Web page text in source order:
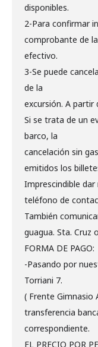
disponibles.
2-Para confirmar
comprobante de
efectivo.
3-Se puede
de la
excursión. A partir
Si se trata de un
barco, la
cancelación sin
emitidos los
Imprescindible
teléfono de
También
guagua. Sta. Cruz
FORMA DE PAGO:
-Pasando por
Torriani 7.
( Frente Gimnasio
transferencia
correspondiente.
EL PRECIO POR